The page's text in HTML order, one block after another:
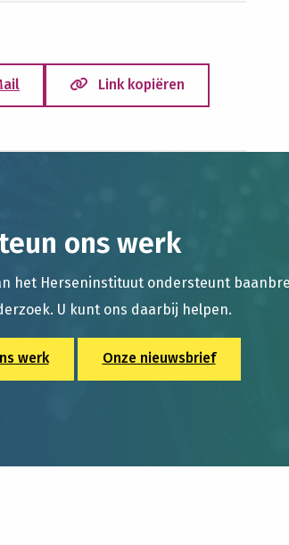
Link kopiëren
ons werk
het Herseninstituut ondersteunt
U kunt ons daarbij helpen.
werk Onze nieuwsbrief